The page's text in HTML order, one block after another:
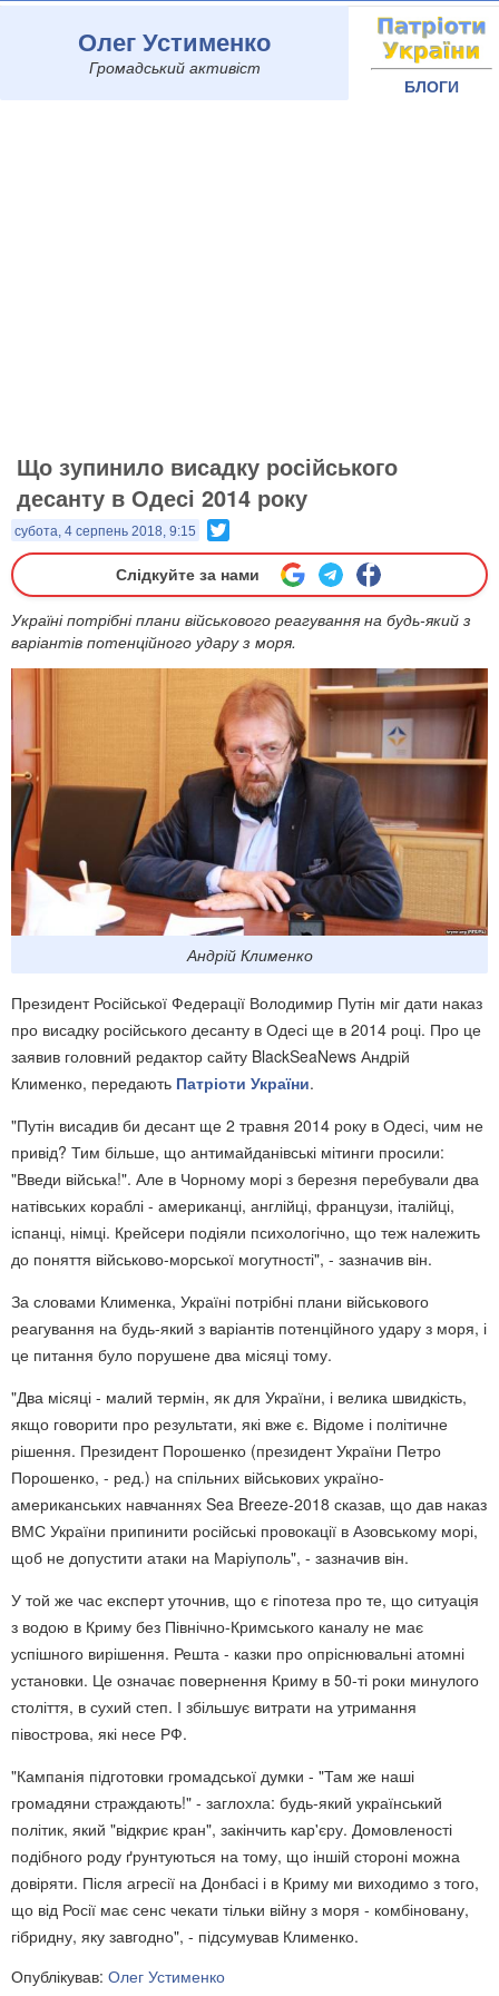
Олег Устименко
Громадський активіст
БЛОГИ
Що зупинило висадку російського
десанту в Одесі 2014 року
субота, 4 серпень 2018, 9:15
Слідкуйте за нами
Україні потрібні плани військового реагування на будь-який з
варіантів потенційного удару з моря.
Андрій Клименко
Президент Російської Федерації Володимир Путін міг дати наказ
про висадку російського десанту в Одесі ще в 2014 році. Про це
заявив головний редактор сайту BlackSeaNews Андрій
Клименко, передають Патріоти України.
"Путін висадив би десант ще 2 травня 2014 року в Одесі, чим не
привід? Тим більше, що антимайданівські мітинги просили:
"Введи війська!". Але в Чорному морі з березня перебували два
натівських кораблі - американці, англійці, французи, італійці,
іспанці, німці. Крейсери подіяли психологічно, що теж належить
до поняття військово-морської могутності", - зазначив він.
За словами Клименка, Україні потрібні плани військового
реагування на будь-який з варіантів потенційного удару з моря, і
це питання було порушене два місяці тому.
"Два місяці - малий термін, як для України, і велика швидкість,
якщо говорити про результати, які вже є. Відоме і політичне
рішення. Президент Порошенко (президент України Петро
Порошенко, - ред.) на спільних військових україно-
американських навчаннях Sea Breeze-2018 сказав, що дав наказ
ВМС України припинити російські провокації в Азовському морі,
щоб не допустити атаки на Маріуполь", - зазначив він.
У той же час експерт уточнив, що є гіпотеза про те, що ситуація
з водою в Криму без Північно-Кримського каналу не має
успішного вирішення. Решта - казки про опріснювальні атомні
установки. Це означає повернення Криму в 50-ті роки минулого
століття, в сухий степ. І збільшує витрати на утримання
півострова, які несе РФ.
"Кампанія підготовки громадської думки - "Там же наші
громадяни страждають!" - заглохла: будь-який український
політик, який "відкриє кран", закінчить кар'єру. Домовленості
подібного роду ґрунтуються на тому, що іншій стороні можна
довіряти. Після агресії на Донбасі і в Криму ми виходимо з того,
що від Росії має сенс чекати тільки війну з моря - комбіновану,
гібридну, яку завгодно", - підсумував Клименко.
Опублікував: Олег Устименко